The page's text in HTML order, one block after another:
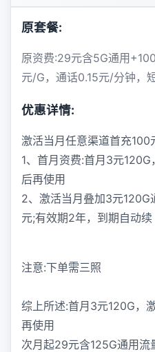
原套餐:
原资费:29元含5G通用
元/G，通话0.15元/分钟，
优惠详情:
激活当月任意渠道首充
1、首月资费:首月3元
后再使用
2、激活当月叠加3元
元;有效期2年，到期自动续
注意:下单需三照
综上所述:首月3元120G，
再使用
次月起29元含125G通用流